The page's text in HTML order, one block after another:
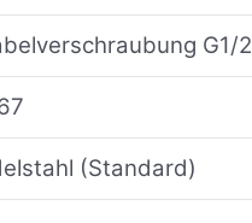
G1/2
(Standard)